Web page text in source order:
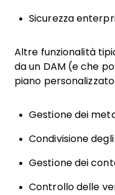
Sicurezza
Altre funzionalità
da un DAM (e che
piano
Gestione dei
Condivisione
Gestione dei
Controllo delle